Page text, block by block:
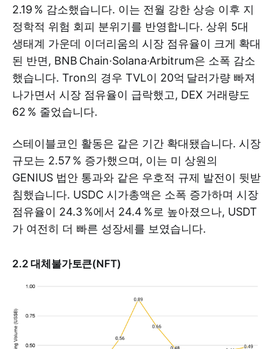
2.19 % 감소했습니다. 이는 전월 강한 상승 이후 지
정학적 위험 회피 분위기를 반영합니다. 상위 5대
생태계 가운데 이더리움의 시장 점유율이 크게 확대
된 반면, BNB Chain·Solana·Arbitrum은 소폭 감소
했습니다. Tron의 경우 TVL이 20억 달러가량 빠져
나가면서 시장 점유율이 급락했고, DEX 거래량도
62 % 줄었습니다.
스테이블코인 활동은 같은 기간 확대됐습니다. 시장
규모는 2.57 % 증가했으며, 이는 미 상원의
GENIUS 법안 통과와 같은 우호적 규제 발전이 뒷받
침했습니다. USDC 시가총액은 소폭 증가하며 시장
점유율이 24.3 %에서 24.4 %로 높아졌으나, USDT
가 여전히 더 빠른 성장세를 보였습니다.
2.2 대체불가토큰(NFT)